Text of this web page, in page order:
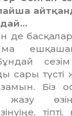
де
сары
Біз
жазу